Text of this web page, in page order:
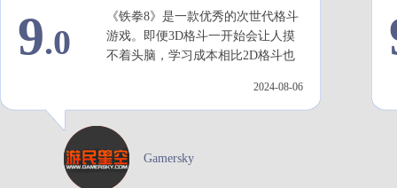
9.0
《铁拳8》是一款优秀的次世代格斗
游戏。即便3D格斗一开始会让人摸
不着头脑，学习成本相比2D格斗也
2024-08-06
Gamersky